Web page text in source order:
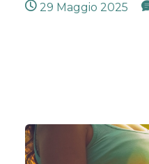
29 Maggio 2025